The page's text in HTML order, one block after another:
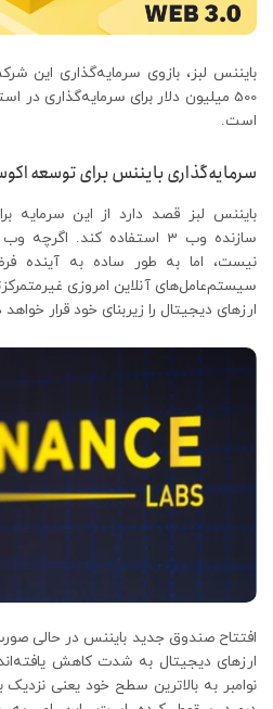
بایننس لبز، بازوی سرمایه‌گذاری این
است.
سرمایه‌گذاری بایننس برای توسعه
بایننس لبز قصد دارد از این سرمایه
نیست، اما به طور ساده به آینده
سیستم‌عامل‌های آنلاین امروزی
ارزهای دیجیتال را زیربنای خود قرار خواهد
افتتاح صندوق جدید بایننس در حالی
ارزهای دیجیتال به شدت کاهش